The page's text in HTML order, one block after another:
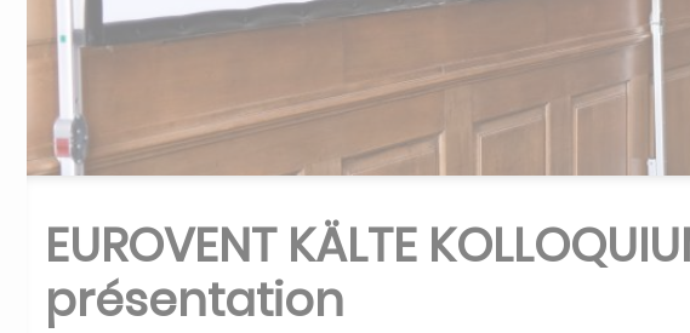
EUROVENT KÄLTE
présentation